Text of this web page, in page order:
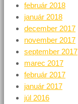
február 2018
január 2018
december 2017
november 2017
september 2017
marec 2017
február 2017
január 2017
júl 2016